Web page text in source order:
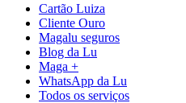
Cartão Luiza
Cliente Ouro
Magalu seguros
Blog da Lu
Maga +
WhatsApp da Lu
Todos os serviços